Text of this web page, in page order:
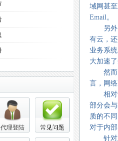
代理登陆 常见问题
域网甚
Email。
另外，
有云，
业务系
大加速
然而，
言，网
相对于
部分会
质的不
对于内
针对上